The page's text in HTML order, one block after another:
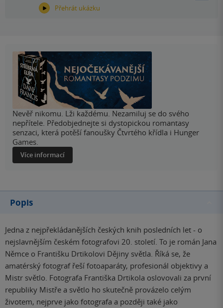
Přehrát ukázku
Nevěř nikomu. Lži každému. Nezamiluj se do svého
nepřítele. Předobjednejte si dystopickou romantasy
senzaci, která potěší fanoušky Čtvrtého křídla i Hunger
Games.
Více informací
Popis
Jedna z nejpřekládanějších českých knih posledních let - o
nejslavnějším českém fotografovi 20. století. To je román Jana
Němce o Františku Drtikolovi Dějiny světla. Říká se, že
amatérský fotograf řeší fotoaparáty, profesionál objektivy a
Mistr světlo. Fotografa Františka Drtikola oslovovali za první
republiky Mistře a světlo ho skutečně provázelo celým
životem, nejprve jako fotografa a později také jako